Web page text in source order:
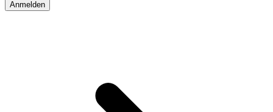
Anmelden